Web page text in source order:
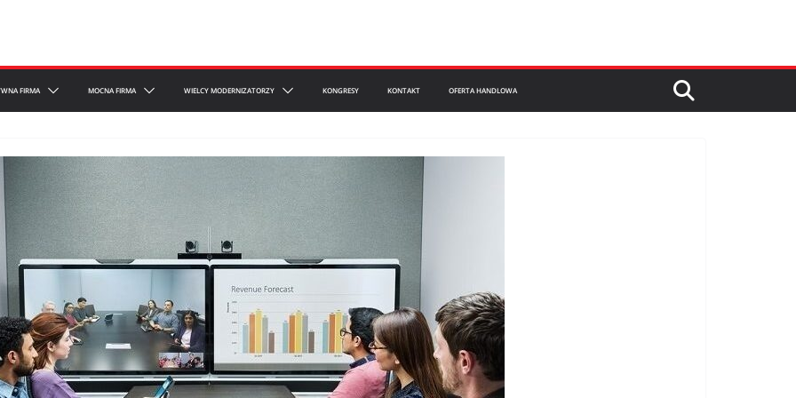
FIRMA MOCNA FIRMA WIELCY MODERNIZATORZY KONGRESY KONTAKT OFERTA HANDLOWA